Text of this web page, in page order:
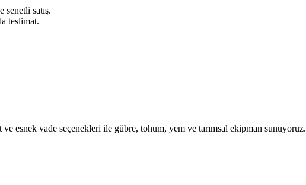
senetli satış.
teslimat.
esnek vade seçenekleri ile gübre, tohum, yem ve tarımsal ekipman sunuyoruz.